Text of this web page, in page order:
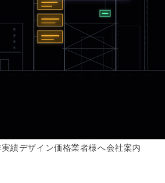
績デザイン価格業者様へ会社案内